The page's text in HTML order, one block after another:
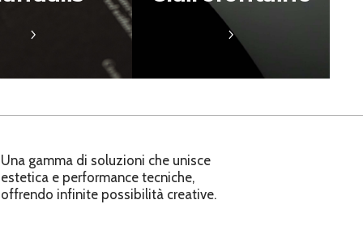
TERRA DARK BLACK
TERRA DARK BLACK
EVERPRINT LIGHT COATED
EVERPRINT LIGHT COATED
Una gamma di soluzioni che unisce
estetica e performance tecniche,
offrendo infinite possibilità creative.